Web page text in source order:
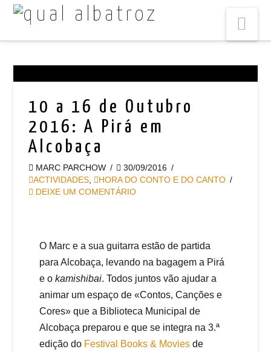
10 a 16 de Outubro
2016: A Pirá em
Alcobaça
MARC PARCHOW
30/09/2016
ACTIVIDADES
HORA DO CONTO E DO CANTO
DEIXE UM COMENTÁRIO
O Marc e a sua guitarra estão de partida
para Alcobaça, levando na bagagem a Pirá
e okamishibai. Todos juntos vão ajudar a
animar um espaço de «Contos, Canções e
Cores» que a Biblioteca Municipal de
Alcobaça preparou e que se integra na 3.ª
edição do Festival Books & Movies de